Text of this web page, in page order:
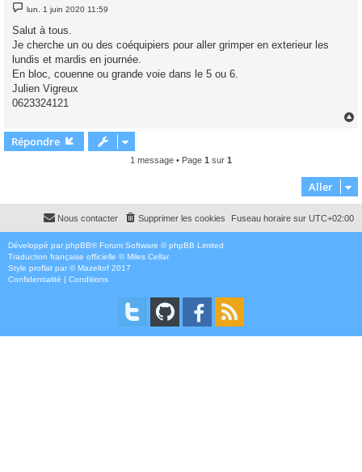
M
e
s
s
a
e
lun. 1 juin 2020 11:59
Salut à tous.
Je cherche un ou des coéquipiers pour aller grimper en exterieur les
lundis et mardis en journée.
En bloc, couenne ou grande voie dans le 5 ou 6.
Julien Vigreux
0623324121
Répondre
1 message • Page 1 sur 1
Aller
Fuseau horaire sur UTC+02:00
Supprimer les cookies
Nous contacter
Développé par phpBB® Forum Software © phpBB Limited
Traduction française officielle ©Miles Cellar
Style proflat par ©Mazeltof 2017
Confidentialité | Conditions